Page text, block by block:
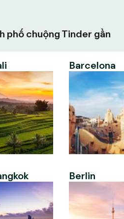
phố chuộng Tinder gần
Barcelona
Berlin